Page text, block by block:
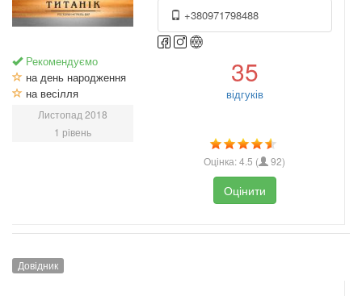
Рекомендуємо
на день народження
на весілля
Листопад 2018
1 рівень
+380971798488
35
відгуків
Оцінка:4.5 ( 92)
Оцінити
Довідник